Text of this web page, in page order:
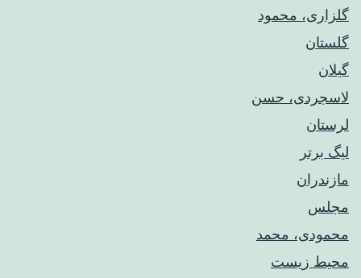
گلزاری، محمود
گلستان
گیلان
لاسجردی، حسن
لرستان
لیگ برتر
مازندران
مجلس
محمودی، محمد
محیط زیست